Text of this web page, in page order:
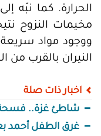
الحرارة. كما نبّه
مخيمات النزوح
ووجود مواد
النيران بالقرب من
اخبار ذات صلة
شاطئ غزة.. فسحة
غرق الطفل أحمد